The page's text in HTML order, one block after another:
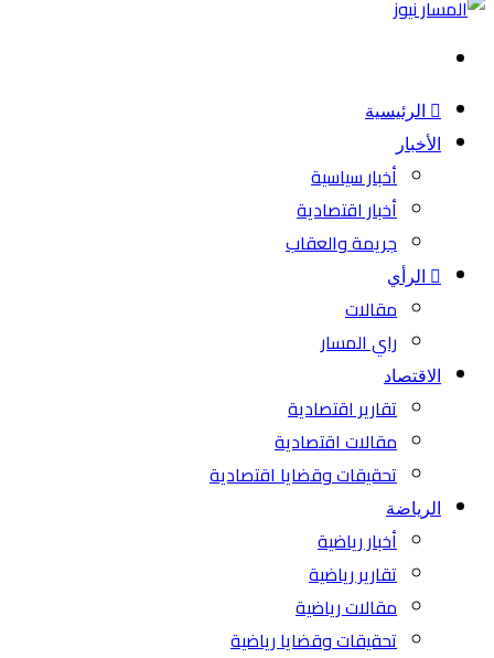
الرئيسية
الأخبار
أخبار سياسية
أخبار اقتصادية
جريمة والعقاب
الرأي
مقالات
راي المسار
الاقتصاد
تقارير اقتصادية
مقالات اقتصادية
تحقيقات وقضايا اقتصادية
الرياضة
أخبار رياضية
تقارير رياضية
مقالات رياضية
تحقيقات وقضايا رياضية